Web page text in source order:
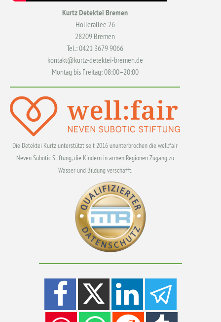
Kurtz Detektei Bremen
Hollerallee 26
28209 Bremen
Tel.: 0421 3679 9066
kontakt@kurtz-detektei-bremen.de
Montag bis Freitag: 08:00–20:00
Die Detektei Kurtz unterstützt seit 2016 ununterbrochen die well:fair
Neven Subotic Stiftung, die Kindern in armen Regionen Zugang zu
Wasser und Bildung verschafft.